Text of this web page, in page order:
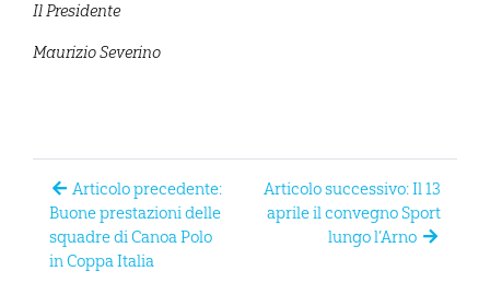
Il Presidente
Maurizio Severino
Articolo precedente:
Buone prestazioni delle
squadre di Canoa Polo
in Coppa Italia
Articolo successivo: Il 13
aprile il convegno Sport
lungo l’Arno